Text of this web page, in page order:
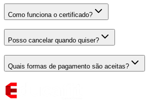
Como funciona o certificado?
Posso cancelar quando quiser?
Quais formas de pagamento são aceitas?